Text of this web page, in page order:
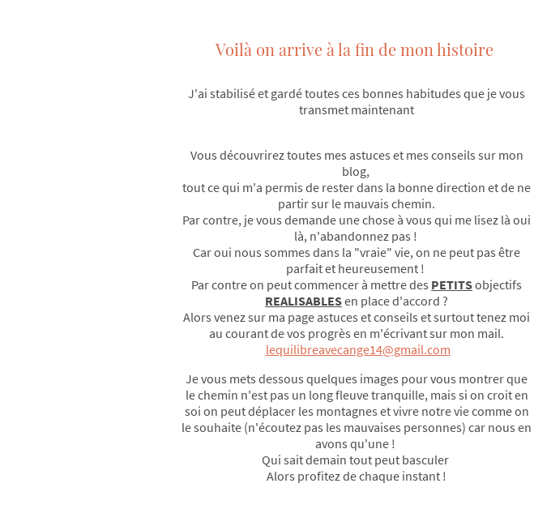
Voilà on arrive à la fin de mon histoire
J'ai stabilisé et gardé toutes ces bonnes habitudes que je vous
transmet maintenant
Vous découvrirez toutes mes astuces et mes conseils sur mon
blog,
tout ce qui m'a permis de rester dans la bonne direction et de ne
partir sur le mauvais chemin.
Par contre, je vous demande une chose à vous qui me lisez là oui
là, n'abandonnez pas !
Car oui nous sommes dans la "vraie" vie, on ne peut pas être
parfait et heureusement !
Par contre on peut commencer à mettre des PETITSobjectifs
REALISABLESen place d'accord ?
Alors venez sur ma page astuces et conseils et surtout tenez moi
au courant de vos progrès en m'écrivant sur mon mail.
lequilibreavecange14@gmail.com
Je vous mets dessous quelques images pour vous montrer que
le chemin n'est pas un long fleuve tranquille, mais si on croit en
soi on peut déplacer les montagnes et vivre notre vie comme on
le souhaite (n'écoutez pas les mauvaises personnes) car nous en
avons qu'une !
Qui sait demain tout peut basculer
Alors profitez de chaque instant !